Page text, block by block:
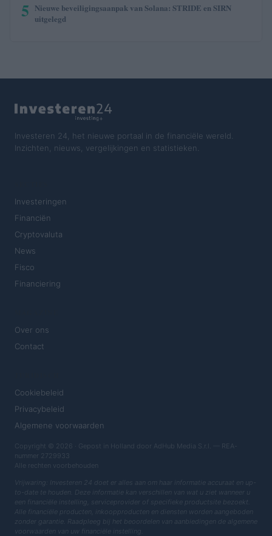
5 Nieuwe beveiligingsaanpak van Solana: STRIDE en SIRN
uitgelegd
Investeren 24, het nieuwe portaal in de financiële wereld.
Inzichten, nieuws, vergelijkingen en statistieken.
Investeringen
Financiën
Cryptovaluta
News
Fisco
Financiering
Over ons
Contact
Cookiebeleid
Privacybeleid
Algemene voorwaarden
Copyright © 2026 · Gepost in Holland door AdHub Media S.r.l. — REA-
nummer 2729933
Alle rechten voorbehouden
Vrijwaring: Investeren 24 doet er alles aan om haar informatie accuraat en up-
to-date te houden. Deze informatie kan verschillen van wat u ziet wanneer u
een financiële instelling, serviceprovider of specifieke productsite bezoekt.
Alle financiële producten, inkoopproducten en diensten worden aangeboden
zonder garantie. Raadpleeg bij het beoordelen van aanbiedingen de algemene
voorwaarden van uw financiële instelling.